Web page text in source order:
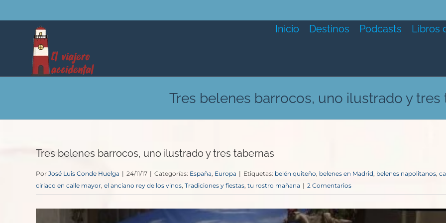
al
contenido
Inicio Destinos Podcasts Libros
Tres belenes barrocos, uno ilustrado y tres
Tres belenes barrocos, uno ilustrado y tres tabernas
Por José Luis Conde Huelga | 24/11/17 | Categorías: España, Europa | Etiquetas: belén quiteño, belenes en Madrid, belenes napolitanos,
ciriaco en calle mayor, el anciano rey de los vinos, Tradiciones y fiestas, tu rostro mañana | 2 Comentarios